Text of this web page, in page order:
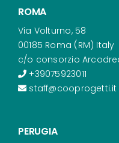
ROMA
Via Volturno, 58
00185 Roma (RM) Italy
c/o consorzio
+39075923011
staff@cooprogetti.it
PERUGIA